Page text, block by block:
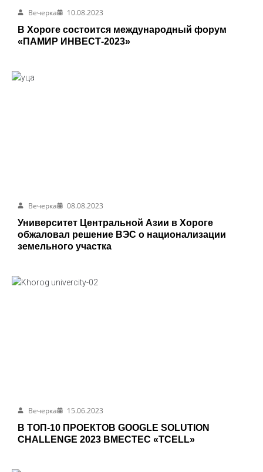
Вечерка
10.08.2023
В Хороге состоится международный форум
«ПАМИР ИНВЕСТ-2023»
Вечерка
08.08.2023
Университет Центральной Азии в Хороге
обжаловал решение ВЭС о национализации
земельного участка
Вечерка
15.06.2023
В ТОП-10 ПРОЕКТОВ GOOGLE SOLUTION
CHALLENGE 2023 ВМЕСТЕС «TCELL»